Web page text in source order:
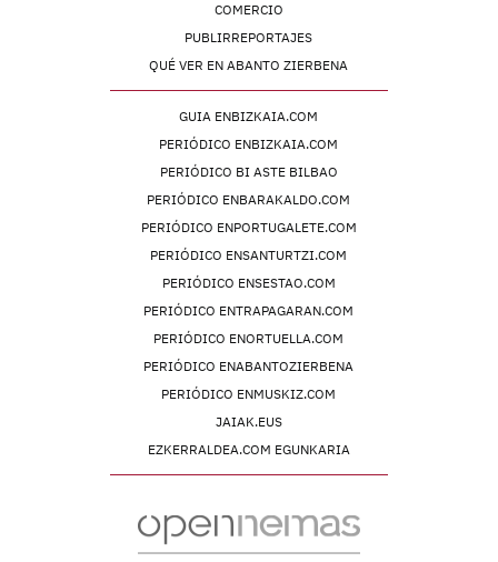
COMERCIO
PUBLIRREPORTAJES
QUÉ VER EN ABANTO ZIERBENA
GUIA ENBIZKAIA.COM
PERIÓDICO ENBIZKAIA.COM
PERIÓDICO BI ASTE BILBAO
PERIÓDICO ENBARAKALDO.COM
PERIÓDICO ENPORTUGALETE.COM
PERIÓDICO ENSANTURTZI.COM
PERIÓDICO ENSESTAO.COM
PERIÓDICO ENTRAPAGARAN.COM
PERIÓDICO ENORTUELLA.COM
PERIÓDICO ENABANTOZIERBENA
PERIÓDICO ENMUSKIZ.COM
JAIAK.EUS
EZKERRALDEA.COM EGUNKARIA